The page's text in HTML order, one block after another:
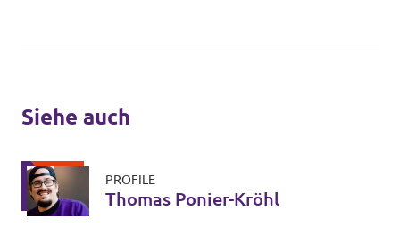
Siehe auch
PROFILE
Thomas Ponier-Kröhl